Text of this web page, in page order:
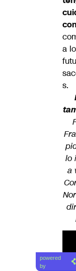
a
s.
lo
a
powered
by